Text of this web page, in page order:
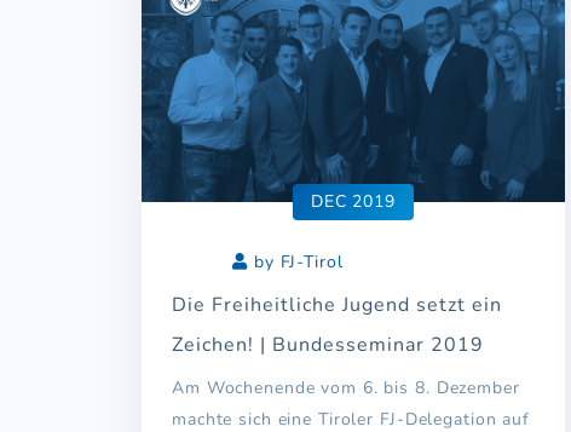
DEC 2019
by FJ-Tirol
Die Freiheitliche Jugend setzt ein
Zeichen! | Bundesseminar 2019
Am Wochenende vom 6. bis 8. Dezember
machte sich eine Tiroler FJ-Delegation auf